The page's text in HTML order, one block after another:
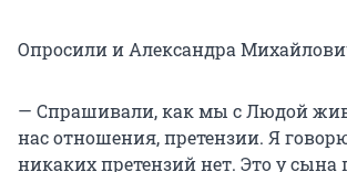
Опросили и Александра
— Спрашивали, как мы с Людой
нас отношения, претензии. Я
никаких претензий нет. Это у сына